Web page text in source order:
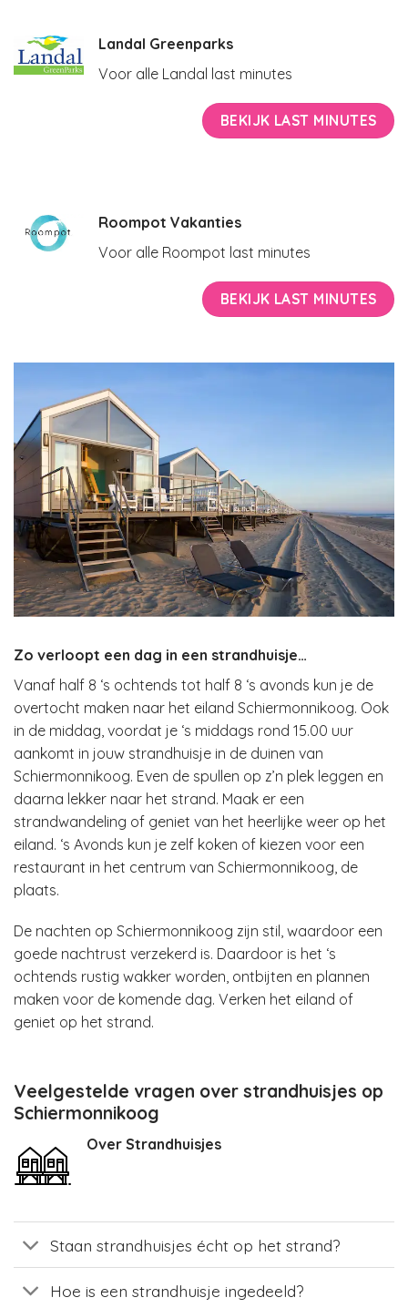
Landal Greenparks
Voor alle Landal last minutes
BEKIJK LAST MINUTES
Roompot Vakanties
Voor alle Roompot last minutes
BEKIJK LAST MINUTES
Zo verloopt een dag in een strandhuisje…
Vanaf half 8 ‘s ochtends tot half 8 ‘s avonds kun je de
overtocht maken naar het eiland Schiermonnikoog. Ook
in de middag, voordat je ‘s middags rond 15.00 uur
aankomt in jouw strandhuisje in de duinen van
Schiermonnikoog. Even de spullen op z’n plek leggen en
daarna lekker naar het strand. Maak er een
strandwandeling of geniet van het heerlijke weer op het
eiland. ‘s Avonds kun je zelf koken of kiezen voor een
restaurant in het centrum van Schiermonnikoog, de
plaats.
De nachten op Schiermonnikoog zijn stil, waardoor een
goede nachtrust verzekerd is. Daardoor is het ‘s
ochtends rustig wakker worden, ontbijten en plannen
maken voor de komende dag. Verken het eiland of
geniet op het strand.
Veelgestelde vragen over strandhuisjes op
Schiermonnikoog
Over Strandhuisjes
Staan strandhuisjes écht op het strand?
Hoe is een strandhuisje ingedeeld?